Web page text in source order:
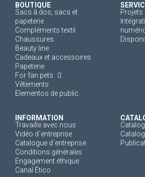
BOUTIQUE
Sacs à dos, sacs et
papeterie
Compléments textil
Chaussures
Beauty line
Cadeaux et accessoires
Papeterie
For fan pets
Vêtements
Elementos de public.
Projets
INFORMATION
Travaille avec nous
Vidéo d´entreprise
Catalogue d´entreprise
Conditions générales
Engagement éthique
Canal Ético